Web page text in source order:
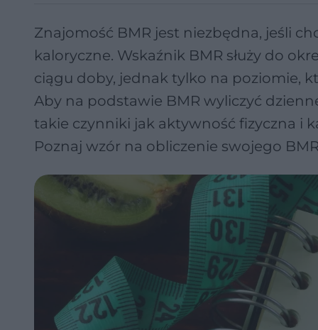
Znajomość BMR jest niezbędna, jeśli
kaloryczne. Wskaźnik BMR służy do
ciągu doby, jednak tylko na poziomie,
Aby na podstawie BMR wyliczyć
takie czynniki jak aktywność fizyczna i
Poznaj wzór na obliczenie swojego